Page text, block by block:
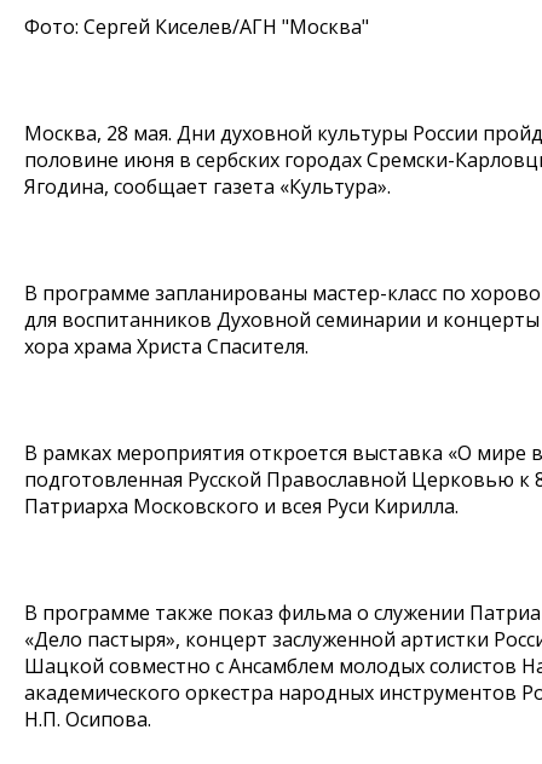
Фото: Сергей Киселев/АГН "Москва"
Москва, 28 мая. Дни духовной культуры России
половине июня в сербских городах Сремски-
Ягодина, сообщает газета «Культура».
В программе запланированы мастер-класс по
для воспитанников Духовной семинарии и
хора храма Христа Спасителя.
В рамках мероприятия откроется выставка «О мире
подготовленная Русской Православной Церковью к
Патриарха Московского и всея Руси Кирилла.
В программе также показ фильма о служении
«Дело пастыря», концерт заслуженной артистки
Шацкой совместно с Ансамблем молодых солистов
академического оркестра народных инструментов
Н.П. Осипова.